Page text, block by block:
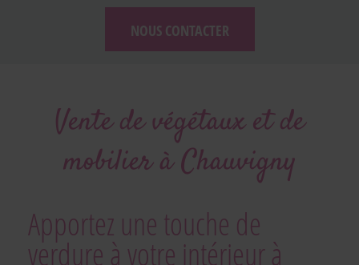
NOUS CONTACTER
Vente de végétaux et de
mobilier à Chauvigny
Apportez une touche de
verdure à votre intérieur à